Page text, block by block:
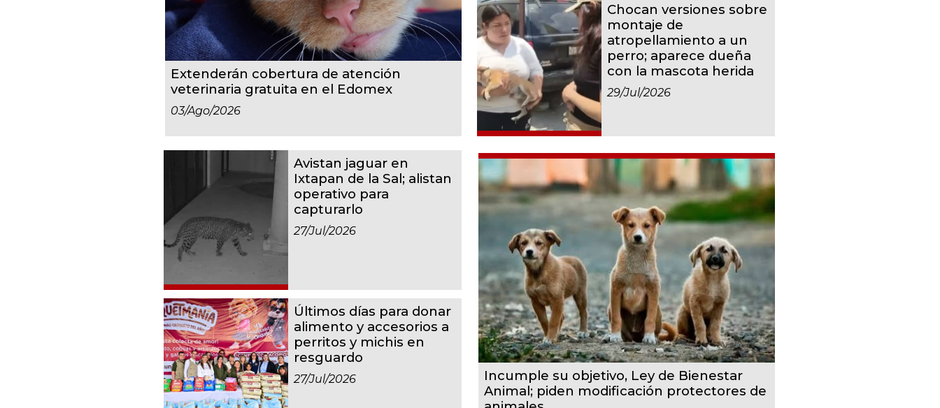
Extenderán cobertura de atención
veterinaria gratuita en el Edomex
03/ago/2026
Chocan versiones sobre
montaje de
atropellamiento a un
perro; aparece dueña
con la mascota herida
29/jul/2026
Avistan jaguar en
Ixtapan de la Sal; alistan
operativo para
capturarlo
27/jul/2026
Últimos días para donar
alimento y accesorios a
perritos y michis en
resguardo
27/jul/2026
Incumple su objetivo, Ley de Bienestar
Animal; piden modificación protectores de